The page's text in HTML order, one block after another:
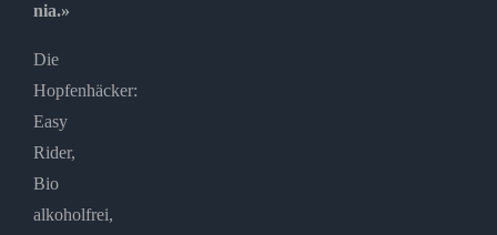
nia.»
Die
Hopfenhäcker:
Easy
Rider,
Bio
alkoholfrei,